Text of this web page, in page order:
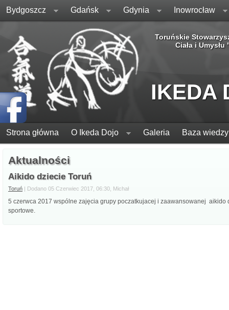
Bydgoszcz Gdańsk Gdynia Inowrocław
Toruńskie
Ciała i Umysłu
IKEDA
Strona główna O Ikeda Dojo Galeria Baza wiedzy
Aktualności
Aikido dziecie Toruń
Toruń | Dodano 05 Czerwiec 2017, 06:30, Michał
5 czerwca 2017 wspólne zajęcia grupy poczatkujacej i zaawansowanej aikido
sportowe.